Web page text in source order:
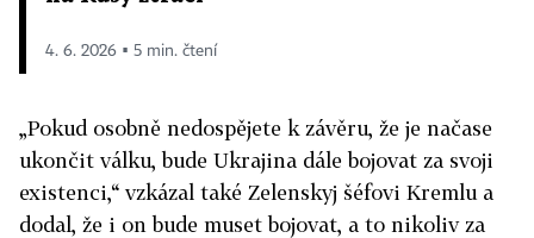
4. 6. 2026 ▪ 5 min. čtení
„Pokud osobně nedospějete k závěru, že je načase
ukončit válku, bude Ukrajina dále bojovat za svoji
existenci,“ vzkázal také Zelenskyj šéfovi Kremlu a
dodal, že i on bude muset bojovat, a to nikoliv za